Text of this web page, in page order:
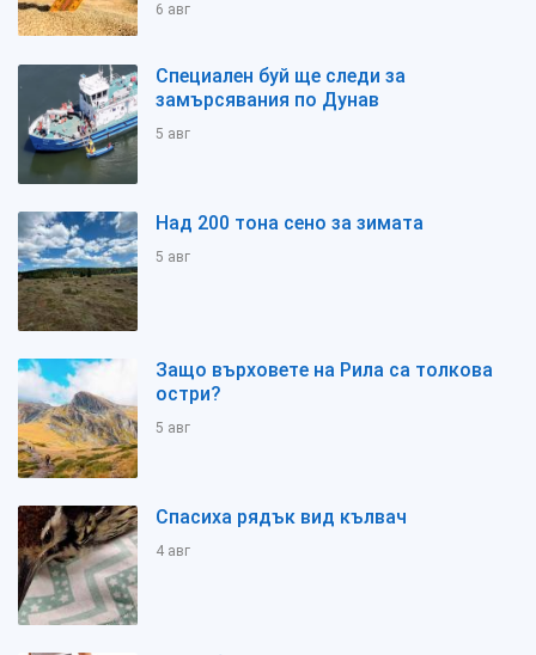
6 авг
Специален буй ще следи за
замърсявания по Дунав
5 авг
Над 200 тона сено за зимата
5 авг
Защо върховете на Рила са толкова
остри?
5 авг
Спасиха рядък вид кълвач
4 авг